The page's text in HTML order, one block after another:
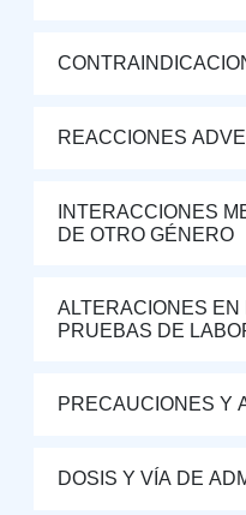
REACCIONES
INTERACCIONES
DE OTRO GÉNERO
ALTERACIONES EN
PRUEBAS DE
PRECAUCIONES Y
DOSIS Y VÍA DE